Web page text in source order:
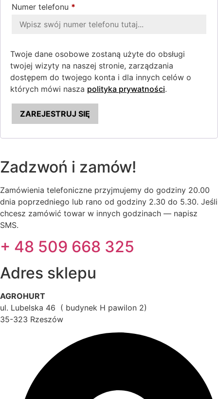
Numer telefonu *
Twoje dane osobowe zostaną użyte do obsługi
twojej wizyty na naszej stronie, zarządzania
dostępem do twojego konta i dla innych celów o
których mówi nasza polityka prywatności.
ZAREJESTRUJ SIĘ
Zadzwoń i zamów!
Zamówienia telefoniczne przyjmujemy do godziny 20.00
dnia poprzedniego lub rano od godziny 2.30 do 5.30. Jeśli
chcesz zamówić towar w innych godzinach — napisz
SMS.
+ 48 509 668 325
Adres sklepu
AGROHURT
ul. Lubelska 46 ( budynek H pawilon 2)
35-323 Rzeszów